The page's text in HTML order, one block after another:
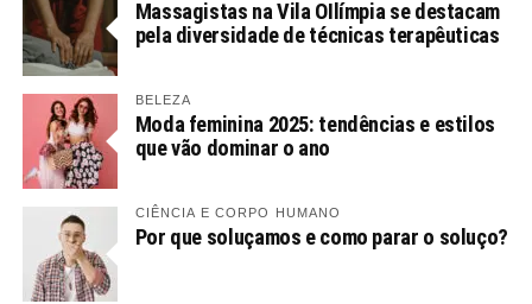
Massagistas na Vila OIlímpia se destacam
pela diversidade de técnicas terapêuticas
BELEZA
Moda feminina 2025: tendências e estilos
que vão dominar o ano
CIÊNCIA E CORPO HUMANO
Por que soluçamos e como parar o soluço?